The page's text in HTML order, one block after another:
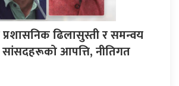
प्रशासनिक ढिलासुस्ती र समन्वय
सांसदहरूको आपत्ति, नीतिगत